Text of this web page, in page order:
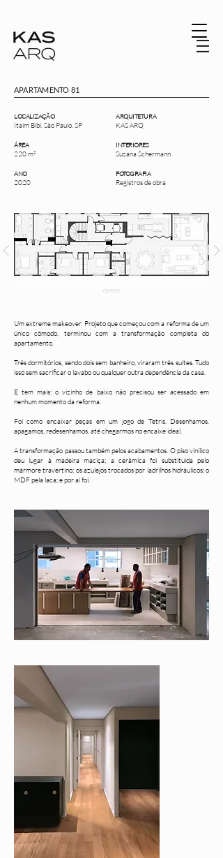
APARTAMENTO 81
LOCALIZAÇÃO
Itaim Bibi, São Paulo, SP
ÁREA
220 m²
ANO
2020
ARQUITETURA
KAS ARQ
INTERIORES
Suzana Schermann
FOTOGRAFIA
Registros de obra
DEPOIS
Um extreme makeover. Projeto que começou com a reforma de um
único cômodo, terminou com a transformação completa do
apartamento.
Três dormitórios, sendo dois sem banheiro, viraram três suítes. Tudo
isso sem sacrificar o lavabo ou qualquer outra dependência da casa.
E tem mais: o vizinho de baixo não precisou ser acessado em
nenhum momento da reforma.
Foi como encaixar peças em um jogo de Tetris. Desenhamos,
apagamos, redesenhamos, até chegarmos no encaixe ideal.
A transformação passou também pelos acabamentos. O piso vinílico
deu lugar à madeira maciça; a cerâmica foi substituída pelo
mármore travertino; os azulejos trocados por ladrilhos hidráulicos; o
MDF pela laca; e por aí foi.